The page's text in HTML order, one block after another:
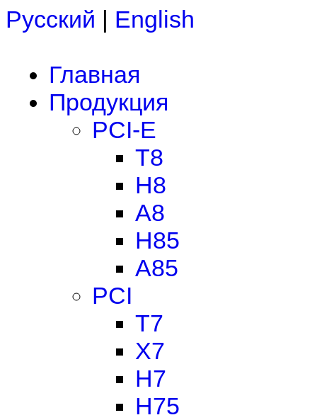
Русский | English
Главная
Продукция
PCI-E
T8
H8
A8
H85
A85
PCI
T7
X7
H7
H75